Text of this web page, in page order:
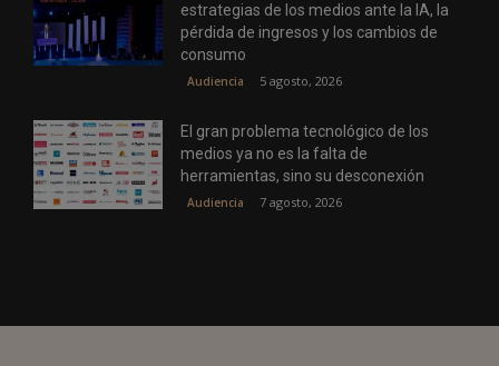
estrategias de los medios ante la IA, la
pérdida de ingresos y los cambios de
consumo
Audiencia 5 agosto, 2026
El gran problema tecnológico de los
medios ya no es la falta de
herramientas, sino su desconexión
Audiencia 7 agosto, 2026